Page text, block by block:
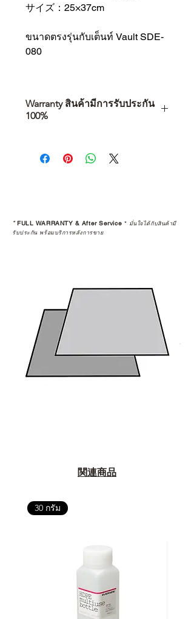
サイズ：25×37cm
ขนาดตรงรุ่นกับเต็นท์ Vault SDE-
080
Warranty สินค้ามีการรับประกัน
100%
คุณตัดสินใจซื้อ แต่รวมไปถึง
“ประสบการณ์หลังการใช้งาน” ใน
STUDIO และร้านตัวแทนจำหน่ายที่
ได้รับการแต่งตั้งอย่างเป็นทางการ จะ
เป็นการให้คำแนะนำ การดูแลสินค้า
หรือการแก้ไขปัญหาที่อาจเกิดขึ้นใน
อนาคต
ก่อนตัดสินใจซื้อสินค้า เราอยาก
แนะนำให้คุณสอบถามทุกครั้งว่า ร้าน
ค้าที่คุณกำลังเลือกซื้อนั้น มีการรับ
ประกันสินค้าจากตัวแทนจำหน่าย
ในอุปกรณ์ที่คุณรัก มีคุณค่าอย่าง
เลือกซื้อกับ CAMP STUDIO หรือร้าน
ประสบการณ์ที่สมบูรณ์แบบในระยะ
อ่านต่อเรื่องการรับประกันสินค้าได้
*FULL WARRANTY & After Service * มั่นใจได้กับสินค้ามี
รับประกัน พร้อมบริการหลังการขาย
関連商品
30 กรัม